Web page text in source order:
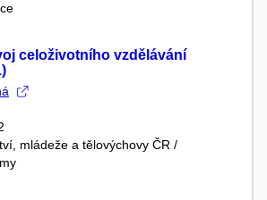
celoživotního vzdělávání
mládeže a tělovýchovy ČR /